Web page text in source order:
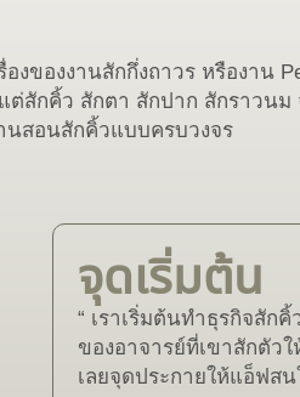
งของงานสักกึ่งถาวร หรืองาน
ต่สักคิ้ว สักตา สักปาก สักราวนม
นสอนสักคิ้วแบบครบวงจร
จุดเริ่มต้น
“ เราเริ่มต้นทำธุรกิจสัก
ของอาจารย์ที่เขาสักตัว
เลยจุดประกายให้แอ็ฟส